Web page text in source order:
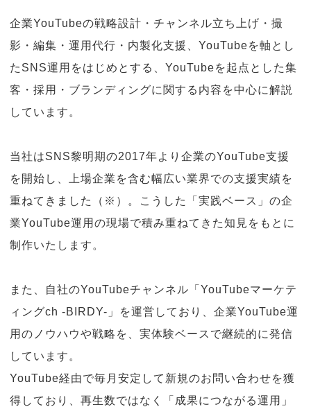
企業YouTubeの戦略設計・チャンネル立ち上げ・撮
影・編集・運用代行・内製化支援、YouTubeを軸とし
たSNS運用をはじめとする、YouTubeを起点とした集
客・採用・ブランディングに関する内容を中心に解説
しています。
当社はSNS黎明期の2017年より企業のYouTube支援
を開始し、上場企業を含む幅広い業界での支援実績を
重ねてきました（※）。こうした「実践ベース」の企
業YouTube運用の現場で積み重ねてきた知見をもとに
制作いたします。
また、自社のYouTubeチャンネル「YouTubeマーケテ
ィングch -BIRDY-」を運営しており、企業YouTube運
用のノウハウや戦略を、実体験ベースで継続的に発信
しています。
YouTube経由で毎月安定して新規のお問い合わせを獲
得しており、再生数ではなく「成果につながる運用」